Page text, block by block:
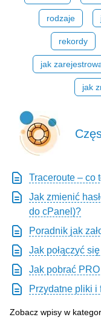
rodzaje
rekordy
jak
jak
Traceroute – co
Jak zmienić
do cPanel)?
Poradnik jak
Jak połączyć
Jak pobrać
Przydatne pliki i
Zobacz wpisy w